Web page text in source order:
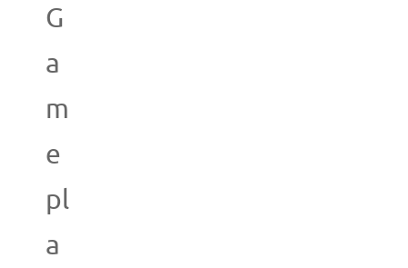
G
a
m
e
pl
a